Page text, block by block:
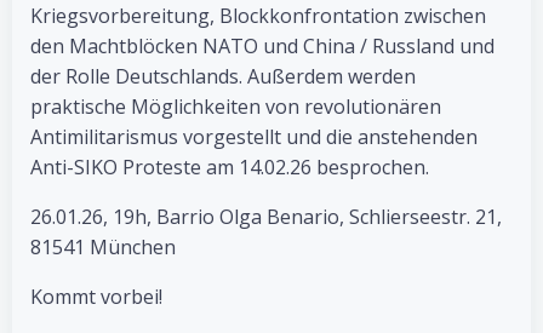
Kriegsvorbereitung, Blockkonfrontation zwischen
den Machtblöcken NATO und China / Russland und
der Rolle Deutschlands. Außerdem werden
praktische Möglichkeiten von revolutionären
Antimilitarismus vorgestellt und die anstehenden
Anti-SIKO Proteste am 14.02.26 besprochen.
26.01.26, 19h, Barrio Olga Benario, Schlierseestr. 21,
81541 München
Kommt vorbei!